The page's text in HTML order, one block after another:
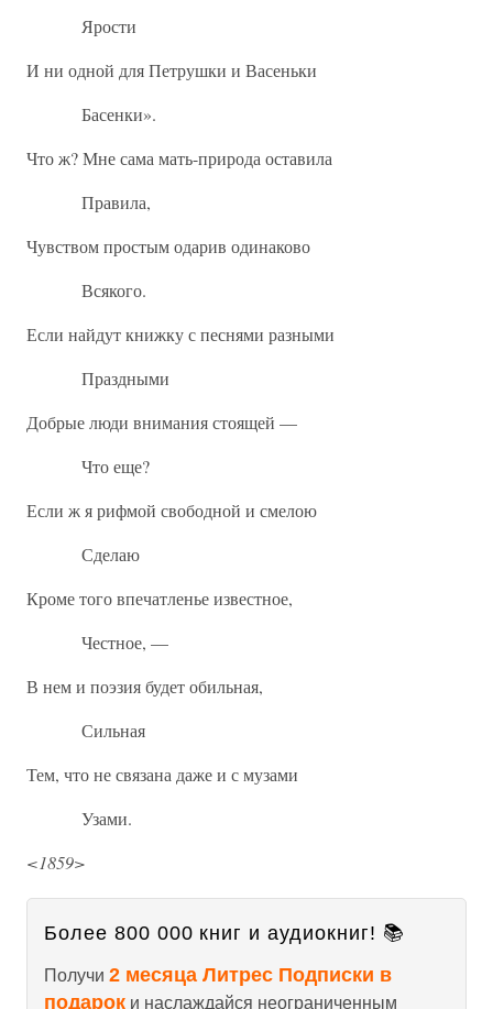
Ярости
И ни одной для Петрушки и Васеньки
Басенки».
Что ж? Мне сама мать-природа оставила
Правила,
Чувством простым одарив одинаково
Всякого.
Если найдут книжку с песнями разными
Праздными
Добрые люди внимания стоящей —
Что еще?
Если ж я рифмой свободной и смелою
Сделаю
Кроме того впечатленье известное,
Честное, —
В нем и поэзия будет обильная,
Сильная
Тем, что не связана даже и с музами
Узами.
<1859>
Более 800 000 книг и аудиокниг! 📚
Получи 2 месяца Литрес Подписки в
подарок и наслаждайся неограниченным